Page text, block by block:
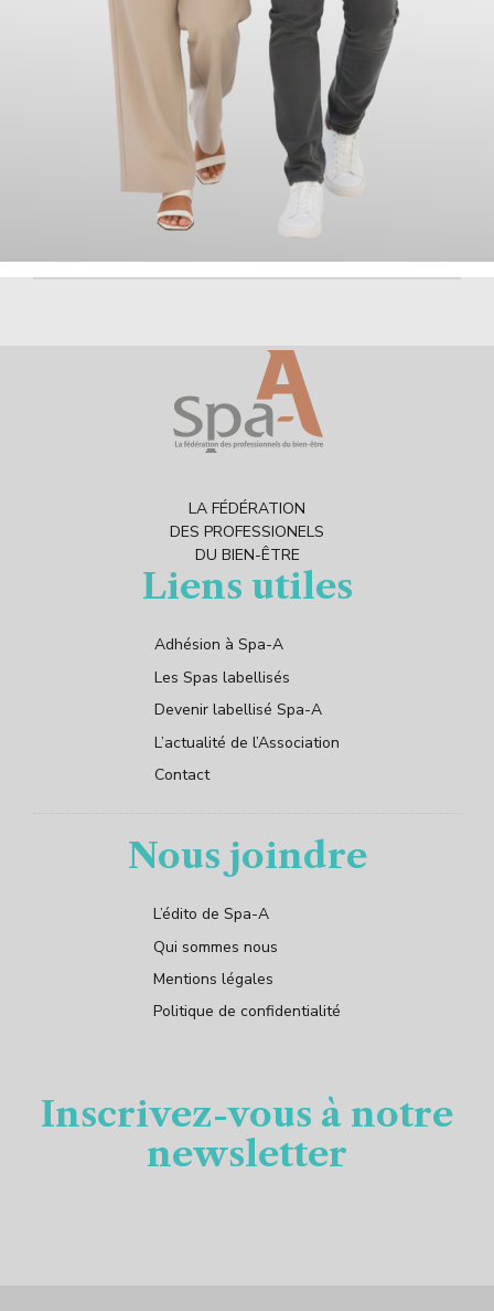
LA FÉDÉRATION
DES PROFESSIONELS
DU BIEN-ÊTRE
Liens utiles
Adhésion à Spa-A
Les Spas labellisés
Devenir labellisé Spa-A
L’actualité de l’Association
Contact
Nous joindre
L’édito de Spa-A
Qui sommes nous
Mentions légales
Politique de confidentialité
Inscrivez-vous à notre
newsletter